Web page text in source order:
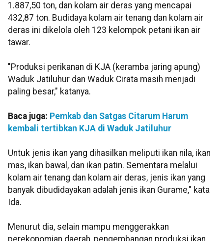
1.887,50 ton, dan kolam air deras yang mencapai
432,87 ton. Budidaya kolam air tenang dan kolam air
deras ini dikelola oleh 123 kelompok petani ikan air
tawar.
"Produksi perikanan di KJA (keramba jaring apung)
Waduk Jatiluhur dan Waduk Cirata masih menjadi
paling besar," katanya.
Baca juga: Pemkab dan Satgas Citarum Harum
kembali tertibkan KJA di Waduk Jatiluhur
Untuk jenis ikan yang dihasilkan meliputi ikan nila, ikan
mas, ikan bawal, dan ikan patin. Sementara melalui
kolam air tenang dan kolam air deras, jenis ikan yang
banyak dibudidayakan adalah jenis ikan Gurame," kata
Ida.
Menurut dia, selain mampu menggerakkan